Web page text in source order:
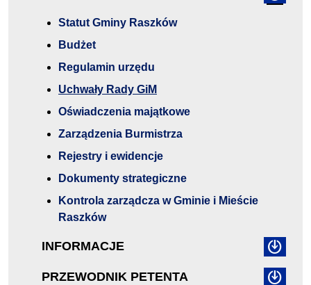
Statut Gminy Raszków
Budżet
Regulamin urzędu
Uchwały Rady GiM
Oświadczenia majątkowe
Zarządzenia Burmistrza
Rejestry i ewidencje
Dokumenty strategiczne
Kontrola zarządcza w Gminie i Mieście
Raszków
INFORMACJE
PRZEWODNIK PETENTA